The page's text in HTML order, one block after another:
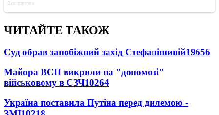
ЧИТАЙТЕ ТАКОЖ
Суд обрав запобіжний захід Стефанішиній19656
Майора ВСП викрили на "допомозі"
військовому в СЗЧ10264
Україна поставила Путіна перед дилемою -